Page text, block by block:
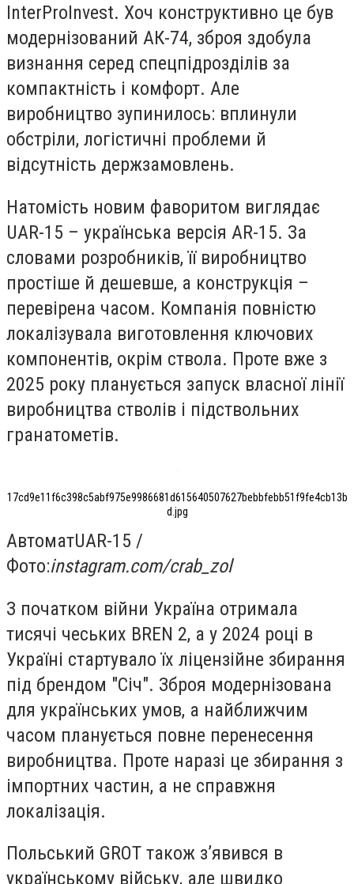
InterProInvest. Хоч конструктивно це був
модернізований АК-74, зброя здобула
визнання серед спецпідрозділів за
компактність і комфорт. Але
виробництво зупинилось: вплинули
обстріли, логістичні проблеми й
відсутність держзамовлень.
Натомість новим фаворитом виглядає
UAR-15 – українська версія AR-15. За
словами розробників, її виробництво
простіше й дешевше, а конструкція –
перевірена часом. Компанія повністю
локалізувала виготовлення ключових
компонентів, окрім ствола. Проте вже з
2025 року планується запуск власної лінії
виробництва стволів і підствольних
гранатометів.
17cd9e11f6c398c5abf975e9986681d615640507627bebbfebb51f9fe4cb13b
d.jpg
АвтоматUAR-15 /
Фото:instagram.com/crab_zol
З початком війни Україна отримала
тисячі чеських BREN 2, а у 2024 році в
Україні стартувало їх ліцензійне збирання
під брендом "Січ". Зброя модернізована
для українських умов, а найближчим
часом планується повне перенесення
виробництва. Проте наразі це збирання з
імпортних частин, а не справжня
локалізація.
Польський GROT також з’явився в
українському війську, але швидко